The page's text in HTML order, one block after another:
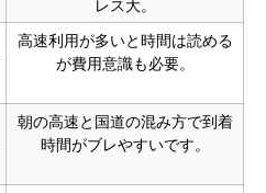
レス大。
高速利用が多いと時間は読める
が費用意識も必要。
朝の高速と国道の混み方で到着
時間がブレやすいです。